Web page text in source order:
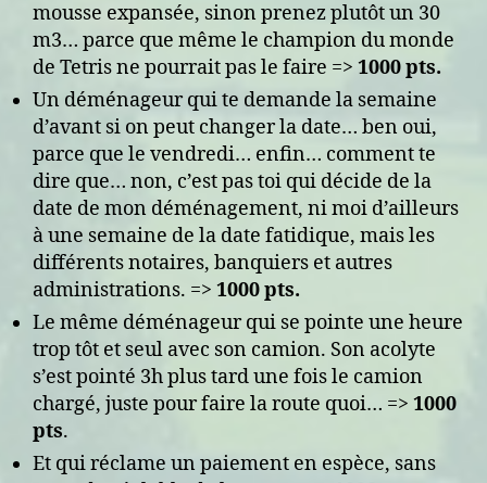
mousse expansée, sinon prenez plutôt un 30
m3… parce que même le champion du monde
de Tetris ne pourrait pas le faire => 1000 pts.
Un déménageur qui te demande la semaine
d’avant si on peut changer la date… ben oui,
parce que le vendredi… enfin… comment te
dire que… non, c’est pas toi qui décide de la
date de mon déménagement, ni moi d’ailleurs
à une semaine de la date fatidique, mais les
différents notaires, banquiers et autres
administrations. => 1000 pts.
Le même déménageur qui se pointe une heure
trop tôt et seul avec son camion. Son acolyte
s’est pointé 3h plus tard une fois le camion
chargé, juste pour faire la route quoi… => 1000
pts.
Et qui réclame un paiement en espèce, sans